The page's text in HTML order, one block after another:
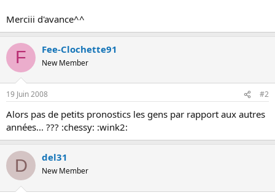
o
n
Merciii d'avance^^
F Fee-Clochette91
New Member
19 Juin 2008 #2
Alors pas de petits pronostics les gens par rapport aux autres
années... ??? :chessy: :wink2:
D del31
New Member